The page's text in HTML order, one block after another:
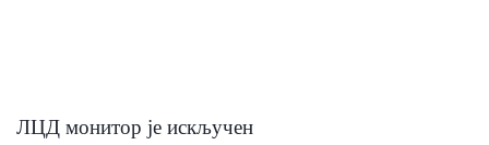
ЛЦД монитор је искључен